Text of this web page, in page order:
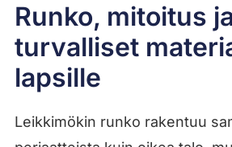
Runko, mitoitus
turvalliset
lapsille
Leikkimökin runko rakentuu